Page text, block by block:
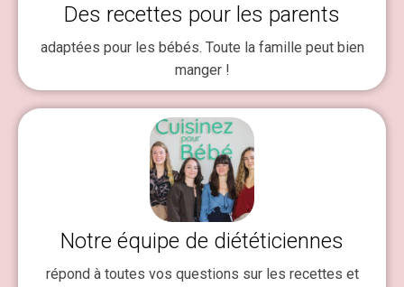
Des recettes pour les parents
adaptées pour les bébés. Toute la famille peut bien
manger !
Notre équipe de diététiciennes
répond à toutes vos questions sur les recettes et